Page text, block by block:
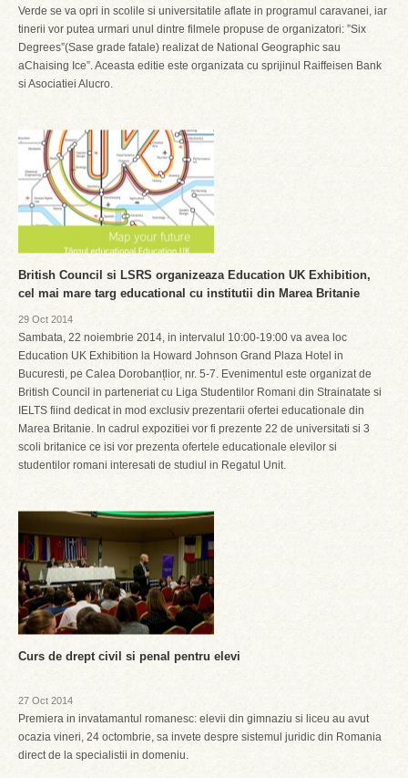
Verde se va opri in scolile si universitatile aflate in programul caravanei, iar
tinerii vor putea urmari unul dintre filmele propuse de organizatori: ”Six
Degrees”(Sase grade fatale) realizat de National Geographic sau
aChaising Ice”. Aceasta editie este organizata cu sprijinul Raiffeisen Bank
si Asociatiei Alucro.
British Council si LSRS organizeaza Education UK Exhibition,
cel mai mare targ educational cu institutii din Marea Britanie
29 Oct 2014
Sambata, 22 noiembrie 2014, in intervalul 10:00-19:00 va avea loc
Education UK Exhibition la Howard Johnson Grand Plaza Hotel in
Bucuresti, pe Calea Dorobanțlior, nr. 5-7. Evenimentul este organizat de
British Council in parteneriat cu Liga Studentilor Romani din Strainatate si
IELTS fiind dedicat in mod exclusiv prezentarii ofertei educationale din
Marea Britanie. In cadrul expozitiei vor fi prezente 22 de universitati si 3
scoli britanice ce isi vor prezenta ofertele educationale elevilor si
studentilor romani interesati de studiul in Regatul Unit.
Curs de drept civil si penal pentru elevi
27 Oct 2014
Premiera in invatamantul romanesc: elevii din gimnaziu si liceu au avut
ocazia vineri, 24 octombrie, sa invete despre sistemul juridic din Romania
direct de la specialistii in domeniu.